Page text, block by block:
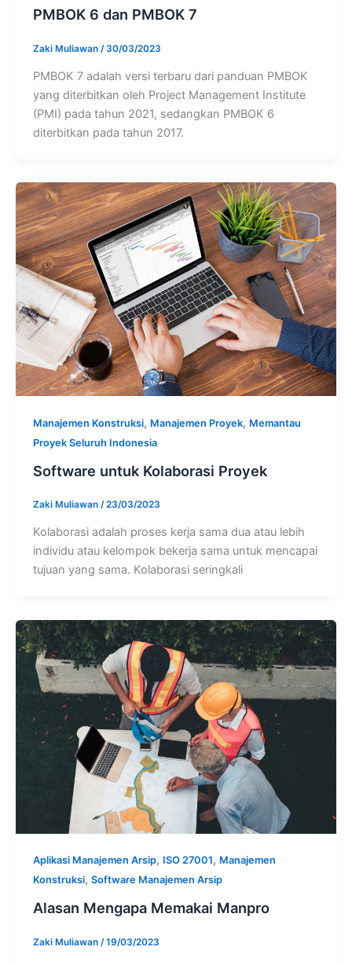
PMBOK 6 dan PMBOK 7
Zaki Muliawan /30/03/2023
PMBOK 7 adalah versi terbaru dari panduan PMBOK
yang diterbitkan oleh Project Management Institute
(PMI) pada tahun 2021, sedangkan PMBOK 6
diterbitkan pada tahun 2017.
Manajemen Konstruksi, Manajemen Proyek, Memantau
Proyek Seluruh Indonesia
Software untuk Kolaborasi Proyek
Zaki Muliawan /23/03/2023
Kolaborasi adalah proses kerja sama dua atau lebih
individu atau kelompok bekerja sama untuk mencapai
tujuan yang sama. Kolaborasi seringkali
Aplikasi Manajemen Arsip, ISO 27001, Manajemen
Konstruksi, Software Manajemen Arsip
Alasan Mengapa Memakai Manpro
Zaki Muliawan /19/03/2023